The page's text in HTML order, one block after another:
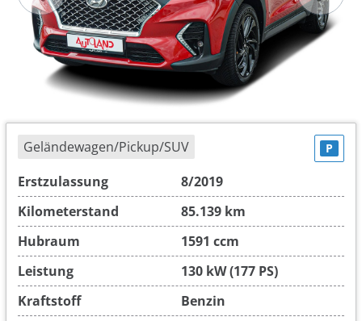
Geländewagen/Pickup/SUV P
Erstzulassung
8/2019
Kilometerstand
85.139 km
Hubraum
1591 ccm
Leistung
130 kW (177 PS)
Kraftstoff
Benzin